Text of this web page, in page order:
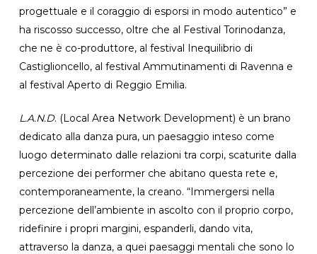
progettuale e il coraggio di esporsi in modo autentico” e
ha riscosso successo, oltre che al Festival Torinodanza,
che ne è co-produttore, al festival Inequilibrio di
Castiglioncello, al festival Ammutinamenti di Ravenna e
al festival Aperto di Reggio Emilia.
L.A.N.D. (Local Area Network Development) è un brano
dedicato alla danza pura, un paesaggio inteso come
luogo determinato dalle relazioni tra corpi, scaturite dalla
percezione dei performer che abitano questa rete e,
contemporaneamente, la creano. “Immergersi nella
percezione dell’ambiente in ascolto con il proprio corpo,
ridefinire i propri margini, espanderli, dando vita,
attraverso la danza, a quei paesaggi mentali che sono lo